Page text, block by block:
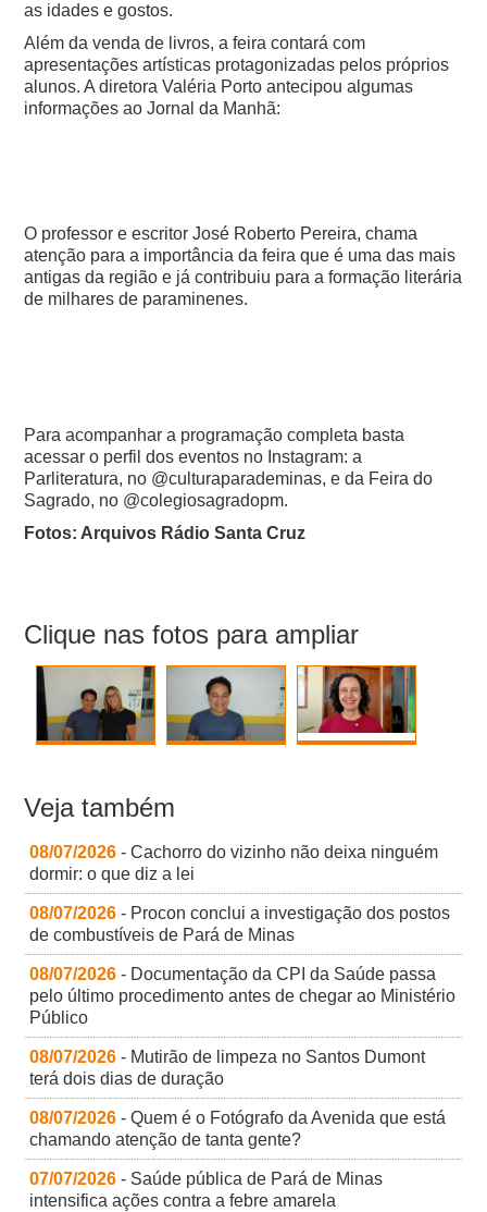
as idades e gostos.
Além da venda de livros, a feira contará com
apresentações artísticas protagonizadas pelos próprios
alunos. A diretora Valéria Porto antecipou algumas
informações ao Jornal da Manhã:
O professor e escritor José Roberto Pereira, chama
atenção para a importância da feira que é uma das mais
antigas da região e já contribuiu para a formação literária
de milhares de paraminenes.
Para acompanhar a programação completa basta
acessar o perfil dos eventos no Instagram: a
Parliteratura, no @culturaparademinas, e da Feira do
Sagrado, no @colegiosagradopm.
Fotos: Arquivos Rádio Santa Cruz
Clique nas fotos para ampliar
Veja também
08/07/2026 - Cachorro do vizinho não deixa ninguém
dormir: o que diz a lei
08/07/2026 - Procon conclui a investigação dos postos
de combustíveis de Pará de Minas
08/07/2026 - Documentação da CPI da Saúde passa
pelo último procedimento antes de chegar ao Ministério
Público
08/07/2026 - Mutirão de limpeza no Santos Dumont
terá dois dias de duração
08/07/2026 - Quem é o Fotógrafo da Avenida que está
chamando atenção de tanta gente?
07/07/2026 - Saúde pública de Pará de Minas
intensifica ações contra a febre amarela